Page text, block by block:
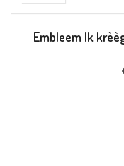
Embleem Ik